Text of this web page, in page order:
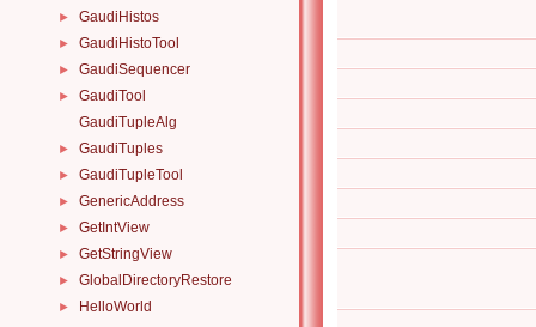
► GaudiHistos
► GaudiHistoTool
► GaudiSequencer
►
GaudiTool
GaudiTupleAlg
► GaudiTuples
► GaudiTupleTool
► GenericAddress
► GetIntView
► GetStringView
► GlobalDirectoryRestore
► HelloWorld